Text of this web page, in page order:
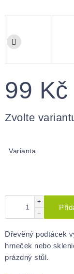
99 Kč
cena:
Zvolte
Varianta
+
−
Dřevěný podtácek
hrneček nebo
prázdný stůl.